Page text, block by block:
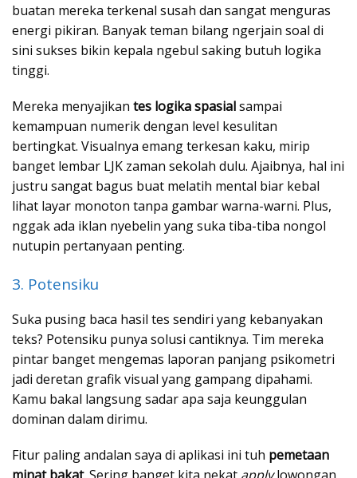
buatan mereka terkenal susah dan sangat menguras
energi pikiran. Banyak teman bilang ngerjain soal di
sini sukses bikin kepala ngebul saking butuh logika
tinggi.
Mereka menyajikan tes logika spasialsampai
kemampuan numerik dengan level kesulitan
bertingkat. Visualnya emang terkesan kaku, mirip
banget lembar LJK zaman sekolah dulu. Ajaibnya, hal ini
justru sangat bagus buat melatih mental biar kebal
lihat layar monoton tanpa gambar warna-warni. Plus,
nggak ada iklan nyebelin yang suka tiba-tiba nongol
nutupin pertanyaan penting.
3. Potensiku
Suka pusing baca hasil tes sendiri yang kebanyakan
teks? Potensiku punya solusi cantiknya. Tim mereka
pintar banget mengemas laporan panjang psikometri
jadi deretan grafik visual yang gampang dipahami.
Kamu bakal langsung sadar apa saja keunggulan
dominan dalam dirimu.
Fitur paling andalan saya di aplikasi ini tuh pemetaan